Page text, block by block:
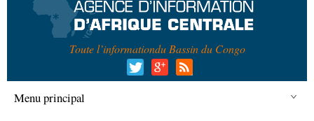
Toute l’informationdu Bassin du Congo
Menu principal